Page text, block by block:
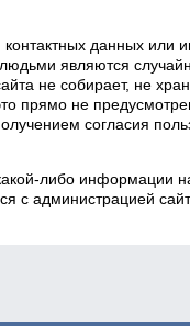
данных или
являются
не собирает, не
прямо не
согласия
информации
с администрацией